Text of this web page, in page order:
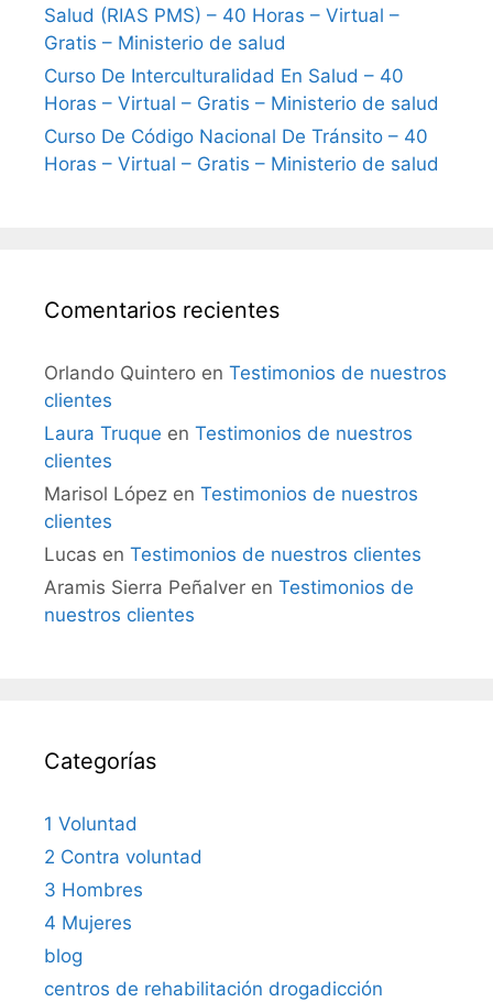
Salud (RIAS PMS) – 40 Horas – Virtual –
Gratis – Ministerio de salud
Curso De Interculturalidad En Salud – 40
Horas – Virtual – Gratis – Ministerio de salud
Curso De Código Nacional De Tránsito – 40
Horas – Virtual – Gratis – Ministerio de salud
Comentarios recientes
Orlando Quintero en Testimonios de nuestros
clientes
Laura Truque en Testimonios de nuestros
clientes
Marisol López en Testimonios de nuestros
clientes
Lucas en Testimonios de nuestros clientes
Aramis Sierra Peñalver en Testimonios de
nuestros clientes
Categorías
1 Voluntad
2 Contra voluntad
3 Hombres
4 Mujeres
blog
centros de rehabilitación drogadicción